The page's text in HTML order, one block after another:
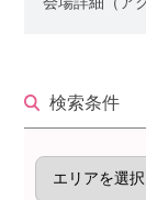
検索条件